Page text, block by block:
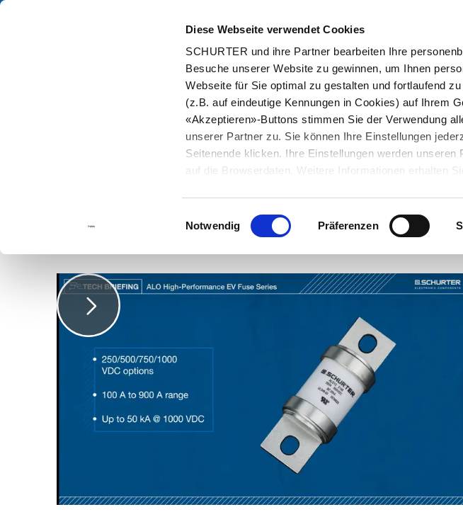
Diese Webseite verwendet Cookies
SCHURTER und ihre Partner bearbeiten Ihre
Besuche unserer Website zu gewinnen, um Ihnen
Webseite für Sie optimal zu gestalten und fortlaufend
(z.B. auf eindeutige Kennungen in Cookies) auf Ihrem
«Akzeptieren»-Buttons stimmen Sie der Verwendung
unserer Partner zu. Sie können Ihre Einstellungen
Seitenende klicken. Ihre Einstellungen werden
auf die Browserdaten. Weitere Informationen erhalten
Einwilligungsauswahl
Notwendig Präferenzen
Katalog
NPI Video ALO: